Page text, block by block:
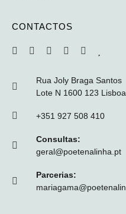
CONTACTOS
Rua Joly Braga Santos
Lote N 1600 123 Lisboa
+351 927 508 410
Consultas:
geral@poetenalinha.pt
Parcerias: